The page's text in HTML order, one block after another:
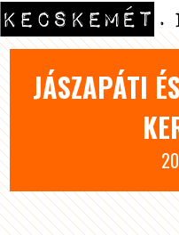
JÁSZAPÁTI